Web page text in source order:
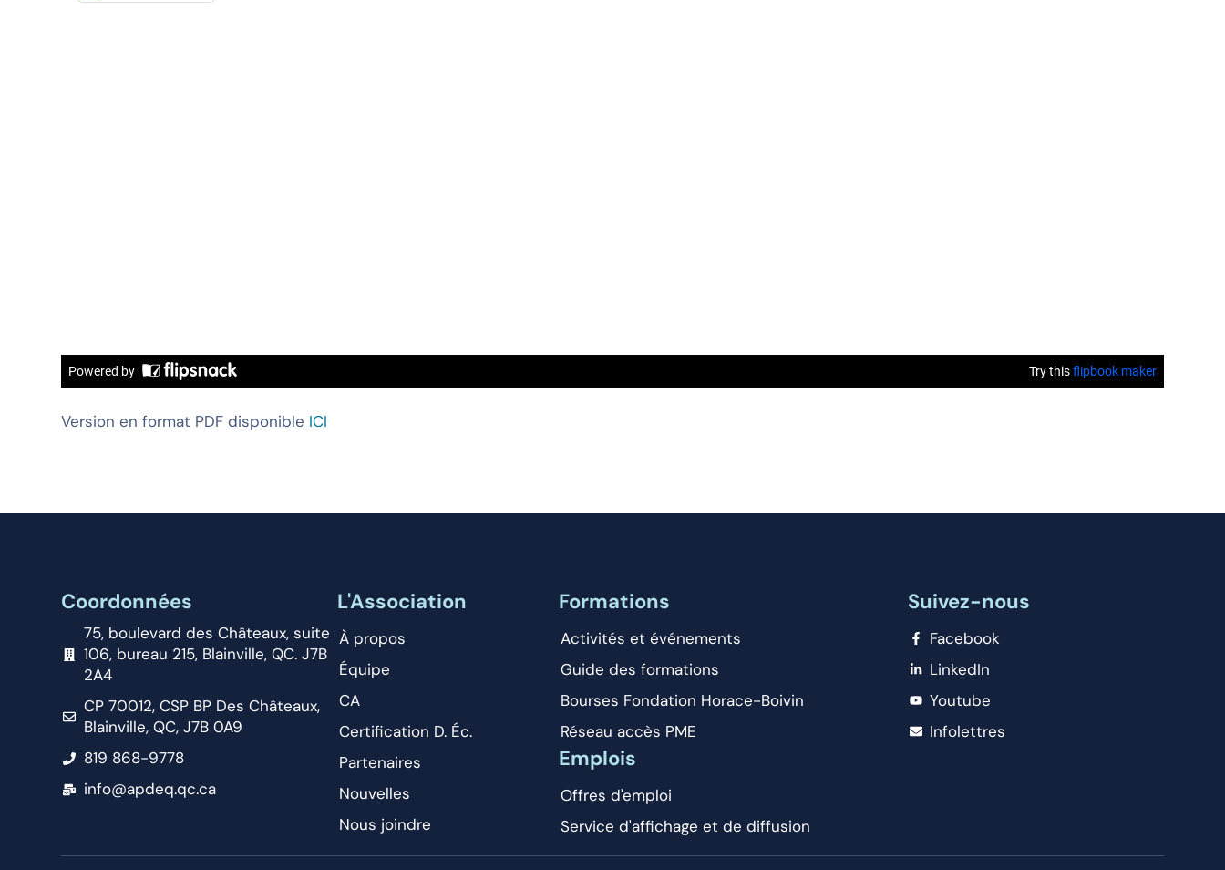
Version en format PDF disponible ICI
Coordonnées
75, boulevard des Châteaux, suite
106, bureau 215, Blainville, QC. J7B
2A4
CP 70012, CSP BP Des Châteaux,
Blainville, QC, J7B 0A9
819 868-9778
info@apdeq.qc.ca
L'Association
À propos
Équipe
CA
Certification D. Éc.
Partenaires
Nouvelles
Nous joindre
Formations
Activités et événements
Guide des formations
Bourses Fondation Horace-Boivin
Réseau accès PME
Emplois
Offres d'emploi
Service d'affichage et de diffusion
Suivez-nous
Facebook
LinkedIn
Youtube
Infolettres